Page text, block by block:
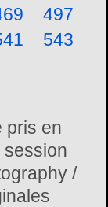
497
543
pris en
session
/